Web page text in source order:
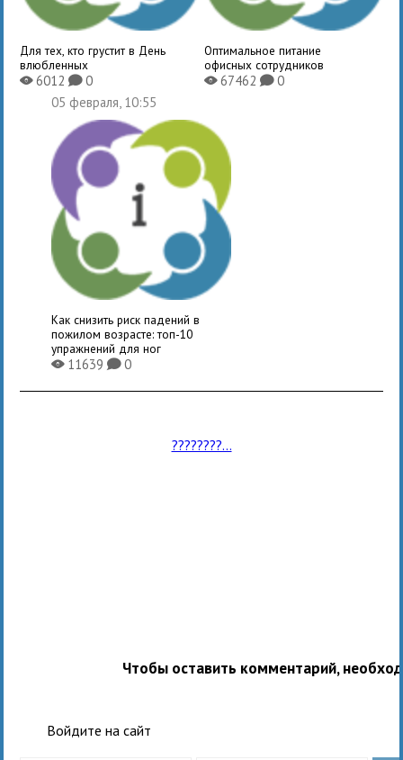
Для тех, кто грустит в День
влюбленных
X6012K0
Оптимальное питание
офисных сотрудников
X67462 K0
05 февраля, 10:55
Как снизить риск падений в
пожилом возрасте: топ-10
упражнений для ног
X11639K0
????????...
Чтобы оставить комментарий,
Войдите на сайт